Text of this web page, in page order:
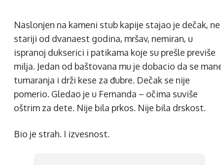
Naslonjen na kameni stub kapije stajao je dečak, ne
stariji od dvanaest godina, mršav, nemiran, u
ispranoj dukserici i patikama koje su prešle previše
milja. Jedan od baštovana mu je dobacio da se
tumaranja i drži kese za đubre. Dečak se nije
pomerio. Gledao je u Fernanda – očima suviše
oštrim za dete. Nije bila prkos. Nije bila drskost.
Bio je strah. I izvesnost.